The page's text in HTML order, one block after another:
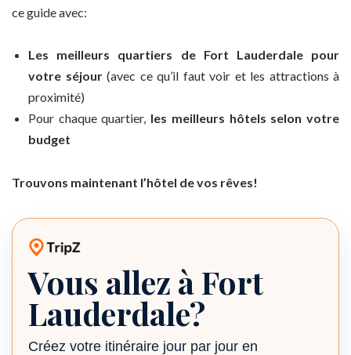
ce guide avec:
Les meilleurs quartiers de Fort Lauderdale pour
votre séjour(avec ce qu’il faut voir et les attractions à
proximité)
Pour chaque quartier, les meilleurs hôtels selon votre
budget
Trouvons maintenant l’hôtel de vos rêves!
Planificateur de voyage TripZ
Vous allez à Fort
Lauderdale?
Créez votre itinéraire jour par jour en